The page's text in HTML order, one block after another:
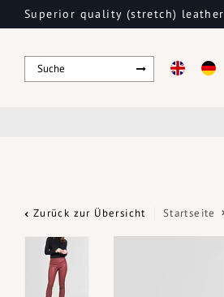
Superior quality (stretch) leather
Zurück zur Übersicht Startseite